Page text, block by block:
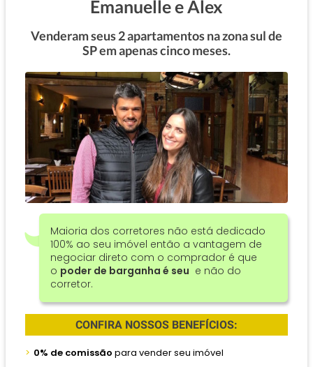
Emanuelle e Alex
Venderam seus 2 apartamentos na zona sul de
SP em apenas cinco meses.
Maioria dos corretores não está dedicado
100% ao seu imóvel então a vantagem de
negociar direto com o comprador é que
o poder de barganha é seu e não do
corretor.
CONFIRA NOSSOS BENEFÍCIOS:
0% de comissão para vender seu imóvel